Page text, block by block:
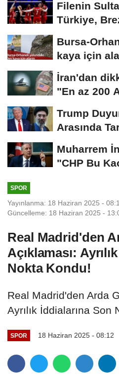
Filenin
Türkiye,
Bursa-
kaya için
Kaplan'dan
İran'dan
"En az 200
Trump
Arasında
Muharrem
"CHP Bu
SPOR
Yayınlanma: 18 Haziran 2025 -
Güncelleme: 18 Haziran 2025 -
Real Madrid'den
Açıklaması:
Nokta Kondu!
Real Madrid'den Arda
Ayrılık İddialarına Son
SPOR 18 Haziran 2025 - 08:12